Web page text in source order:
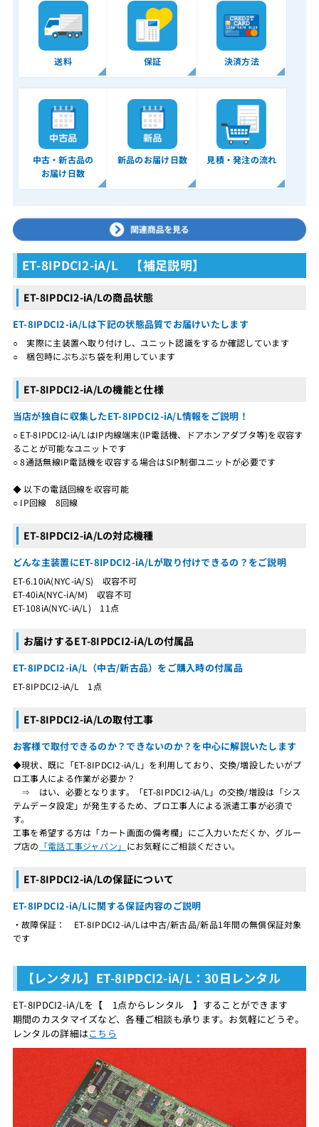
送料 保証 決済方法
中古・新古品の
お届け日数
新品のお届け日数 見積・発注の流れ
ET-8IPDCI2-iA/L 【補足説明】
ET-8IPDCI2-iA/Lの商品状態
ET-8IPDCI2-iA/Lは下記の状態品質でお届けいたします
○ 実際に主装置へ取り付けし、ユニット認識をするか確認しています
○ 梱包時にぷちぷち袋を利用しています
ET-8IPDCI2-iA/Lの機能と仕様
当店が独自に収集したET-8IPDCI2-iA/L情報をご説明！
○ ET-8IPDCI2-iA/LはIP内線端末(IP電話機、ドアホンアダプタ等)を収容す
ることが可能なユニットです
○ 8通話無線IP電話機を収容する場合はSIP制御ユニットが必要です
◆ 以下の電話回線を収容可能
○ IP回線 8回線
ET-8IPDCI2-iA/Lの対応機種
どんな主装置にET-8IPDCI2-iA/Lが取り付けできるの？をご説明
ET-6.10iA(NYC-iA/S) 収容不可
ET-40iA(NYC-iA/M) 収容不可
ET-108iA(NYC-iA/L) 11点
お届けするET-8IPDCI2-iA/Lの付属品
ET-8IPDCI2-iA/L（中古/新古品）をご購入時の付属品
ET-8IPDCI2-iA/L 1点
ET-8IPDCI2-iA/Lの取付工事
お客様で取付できるのか？できないのか？を中心に解説いたします
◆現状、既に「ET-8IPDCI2-iA/L」を利用しており、交換/増設したいがプ
ロ工事人による作業が必要か？
⇒ はい、必要となります。「ET-8IPDCI2-iA/L」の交換/増設は「シス
テムデータ設定」が発生するため、プロ工事人による派遣工事が必須で
す。
工事を希望する方は「カート画面の備考欄」にご入力いただくか、グルー
プ店の 「電話工事ジャパン」 にお気軽にご相談ください。
ET-8IPDCI2-iA/Lの保証について
ET-8IPDCI2-iA/Lに関する保証内容のご説明
・故障保証： ET-8IPDCI2-iA/Lは中古/新古品/新品1年間の無償保証対象
です
【レンタル】ET-8IPDCI2-iA/L：30日レンタル
ET-8IPDCI2-iA/Lを【 1点からレンタル 】することができます
期間のカスタマイズなど、各種ご相談も承ります。お気軽にどうぞ。
レンタルの詳細はこちら